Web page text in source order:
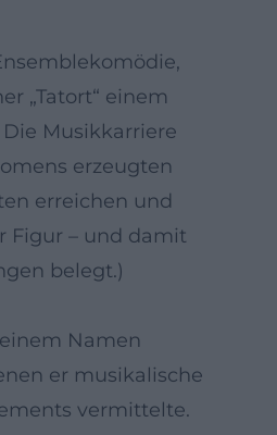
„Tatort“ einem
Musikkarriere
erzeugten
erreichen und
Figur – und damit
belegt.)
Namen
er musikalische
vermittelte.